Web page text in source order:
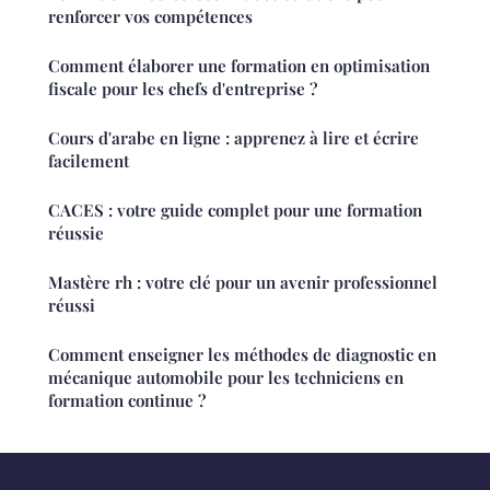
renforcer vos compétences
Comment élaborer une formation en optimisation
fiscale pour les chefs d'entreprise ?
Cours d'arabe en ligne : apprenez à lire et écrire
facilement
CACES : votre guide complet pour une formation
réussie
Mastère rh : votre clé pour un avenir professionnel
réussi
Comment enseigner les méthodes de diagnostic en
mécanique automobile pour les techniciens en
formation continue ?